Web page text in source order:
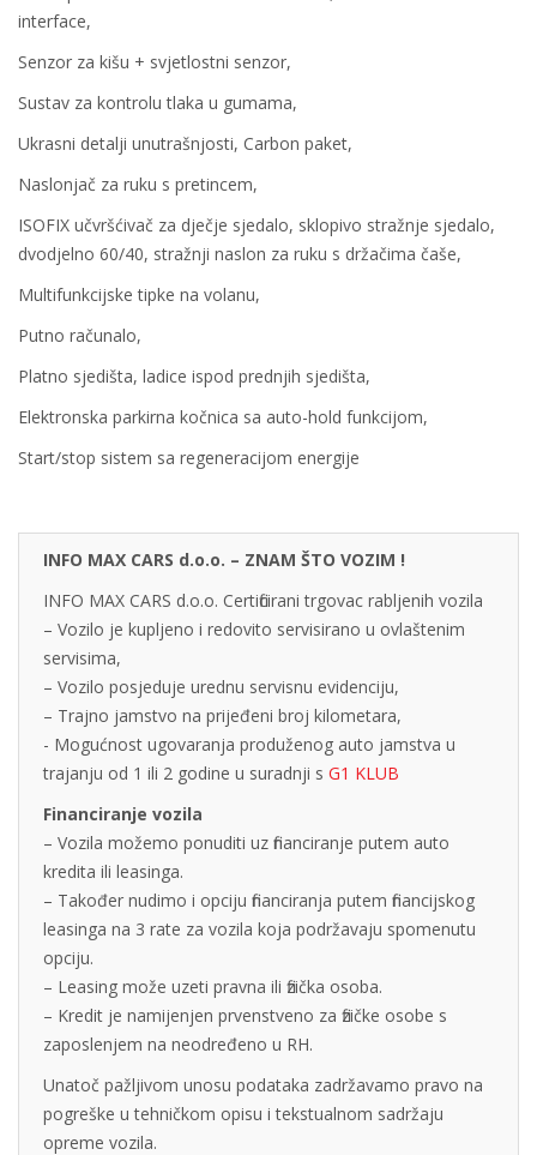
interface,
Senzor za kišu + svjetlostni senzor,
Sustav za kontrolu tlaka u gumama,
Ukrasni detalji unutrašnjosti, Carbon paket,
Naslonjač za ruku s pretincem,
ISOFIX učvršćivač za dječje sjedalo, sklopivo stražnje sjedalo,
dvodjelno 60/40, stražnji naslon za ruku s držačima čaše,
Multifunkcijske tipke na volanu,
Putno računalo,
Platno sjedišta, ladice ispod prednjih sjedišta,
Elektronska parkirna kočnica sa auto-hold funkcijom,
Start/stop sistem sa regeneracijom energije
INFO MAX CARS d.o.o. – ZNAM ŠTO VOZIM !
INFO MAX CARS d.o.o. Certificirani trgovac rabljenih vozila
– Vozilo je kupljeno i redovito servisirano u ovlaštenim
servisima,
– Vozilo posjeduje urednu servisnu evidenciju,
– Trajno jamstvo na prijeđeni broj kilometara,
- Mogućnost ugovaranja produženog auto jamstva u
trajanju od 1 ili 2 godine u suradnji s G1 KLUB
Financiranje vozila
– Vozila možemo ponuditi uz financiranje putem auto
kredita ili leasinga.
– Također nudimo i opciju financiranja putem financijskog
leasinga na 3 rate za vozila koja podržavaju spomenutu
opciju.
– Leasing može uzeti pravna ili fizička osoba.
– Kredit je namijenjen prvenstveno za fizičke osobe s
zaposlenjem na neodređeno u RH.
Unatoč pažljivom unosu podataka zadržavamo pravo na
pogreške u tehničkom opisu i tekstualnom sadržaju
opreme vozila.